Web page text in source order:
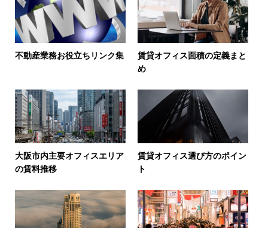
不動産業務お役立ちリンク集
賃貸オフィス面積の定義まと
め
大阪市内主要オフィスエリア
の賃料推移
賃貸オフィス選び方のポイン
ト